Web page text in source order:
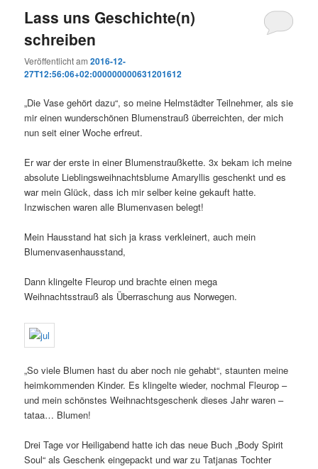
Lass uns Geschichte(n)
schreiben
Veröffentlicht am2016-12-
27T12:56:06+02:000000000631201612
„Die Vase gehört dazu“, so meine Helmstädter Teilnehmer, als sie
mir einen wunderschönen Blumenstrauß überreichten, der mich
nun seit einer Woche erfreut.
Er war der erste in einer Blumenstraußkette. 3x bekam ich meine
absolute Lieblingsweihnachtsblume Amaryllis geschenkt und es
war mein Glück, dass ich mir selber keine gekauft hatte.
Inzwischen waren alle Blumenvasen belegt!
Mein Hausstand hat sich ja krass verkleinert, auch mein
Blumenvasenhausstand,
Dann klingelte Fleurop und brachte einen mega
Weihnachtsstrauß als Überraschung aus Norwegen.
„So viele Blumen hast du aber noch nie gehabt“, staunten meine
heimkommenden Kinder. Es klingelte wieder, nochmal Fleurop –
und mein schönstes Weihnachtsgeschenk dieses Jahr waren –
tataa… Blumen!
Drei Tage vor Heiligabend hatte ich das neue Buch „Body Spirit
Soul“ als Geschenk eingepackt und war zu Tatjanas Tochter